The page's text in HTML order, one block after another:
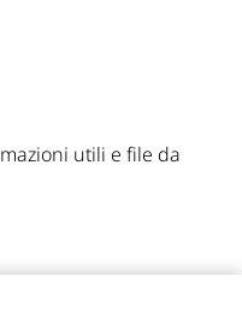
utili e file da